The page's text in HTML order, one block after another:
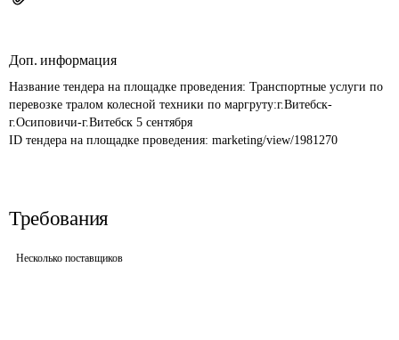
Доп. информация
Название тендера на площадке проведения: Транспортные услуги по
перевозке тралом колесной техники по маргруту:г.Витебск-
г.Осиповичи-г.Витебск 5 сентября
ID тендера на площадке проведения: marketing/view/1981270
Требования
Несколько поставщиков